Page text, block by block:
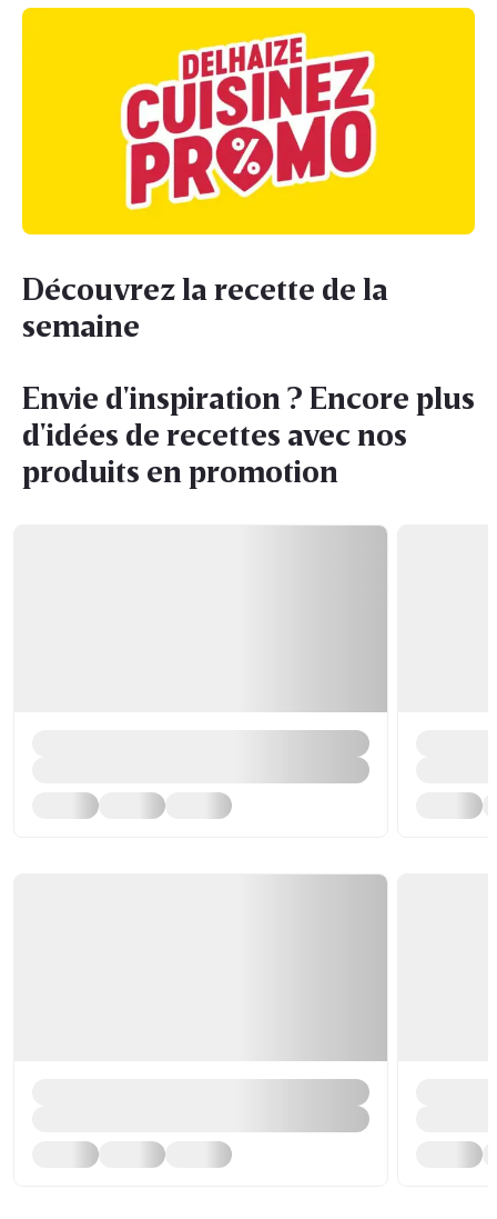
Découvrez la recette de la
semaine
Envie d'inspiration ? Encore plus
d'idées de recettes avec nos
produits en promotion